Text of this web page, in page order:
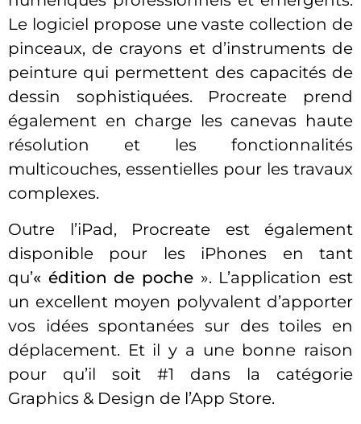
Le logiciel propose une vaste collection de
pinceaux, de crayons et d’instruments de
peinture qui permettent des capacités de
dessin sophistiquées. Procreate prend
également en charge les canevas haute
résolution et les fonctionnalités
multicouches, essentielles pour les travaux
complexes.
Outre l’iPad, Procreate est également
disponible pour les iPhones en tant
qu’« édition de poche ». L’application est
un excellent moyen polyvalent d’apporter
vos idées spontanées sur des toiles en
déplacement. Et il y a une bonne raison
pour qu’il soit #1 dans la catégorie
Graphics & Design de l’App Store.